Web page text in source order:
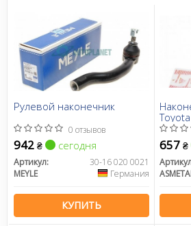
Рулевой наконечник
0 отзывов
942 ₴ сегодня
Артикул:
30-16 020 0021
MEYLE
Германия
КУПИТЬ
657 ₴